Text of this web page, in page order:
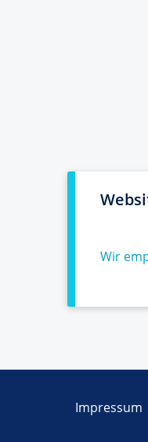
Wir
Impressum